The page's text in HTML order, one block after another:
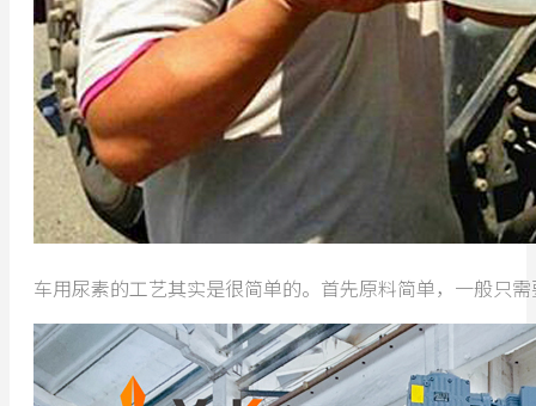
车用尿素的工艺其实是很简单的。首先原料简单，一般只